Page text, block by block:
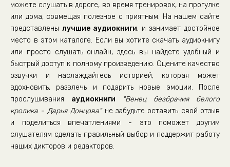
34
35
36
38
39
40
41
42
можете слушать в дороге, во время тренировок, на прогулке
или дома, совмещая полезное с приятным. На нашем сайте
представлены лучшие аудиокниги, и занимает достойное
место в этом каталоге. Если вы хотите скачать аудиокнигу
или просто слушать онлайн, здесь вы найдете удобный и
быстрый доступ к полному произведению. Оцените качество
озвучки и наслаждайтесь историей, которая может
вдохновить, развлечь и подарить новые эмоции. После
прослушивания аудиокниги
"Венец безбрачия белого
кролика - Дарья Донцова"не забудьте оставить свой отзыв
и поделиться впечатлениями - это поможет другим
слушателям сделать правильный выбор и поддержит работу
наших дикторов и редакторов.